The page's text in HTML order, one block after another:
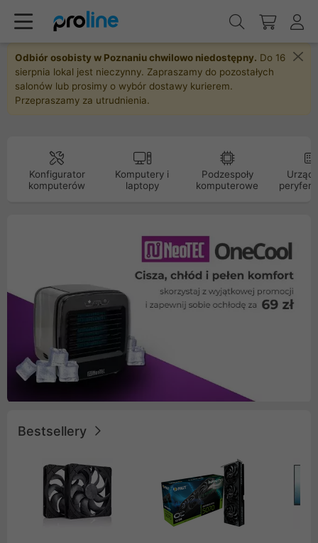
Odbiór osobisty w Poznaniu chwilowo niedostępny. Do 16
sierpnia lokal jest nieczynny. Zapraszamy do pozostałych
salonów lub prosimy o wybór dostawy kurierem.
Przepraszamy za utrudnienia.
Konfigurator
komputerów
Komputery i
laptopy
Podzespoły
komputerowe
Bestsellery